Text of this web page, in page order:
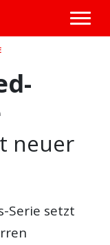
neuer
Serie setzt